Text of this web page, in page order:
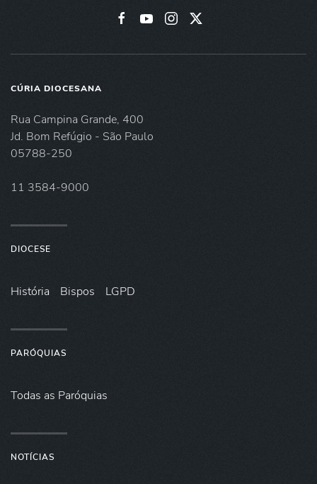
CÚRIA DIOCESANA
Rua Campina Grande, 400
Jd. Bom Refúgio - São Paulo
05788-250
11 3584-9000
DIOCESE
História Bispos LGPD
PARÓQUIAS
Todas as Paróquias
NOTÍCIAS